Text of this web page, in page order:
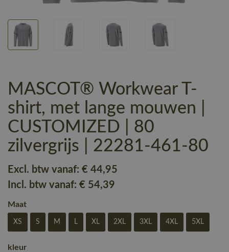
MASCOT® Workwear T-
shirt, met lange mouwen |
CUSTOMIZED | 80
zilvergrijs | 22281-461-80
Excl. btw vanaf: € 44,95
Incl. btw vanaf: € 54,39
Maat
XS S M L XL 2XL 3XL 4XL 5XL
kleur